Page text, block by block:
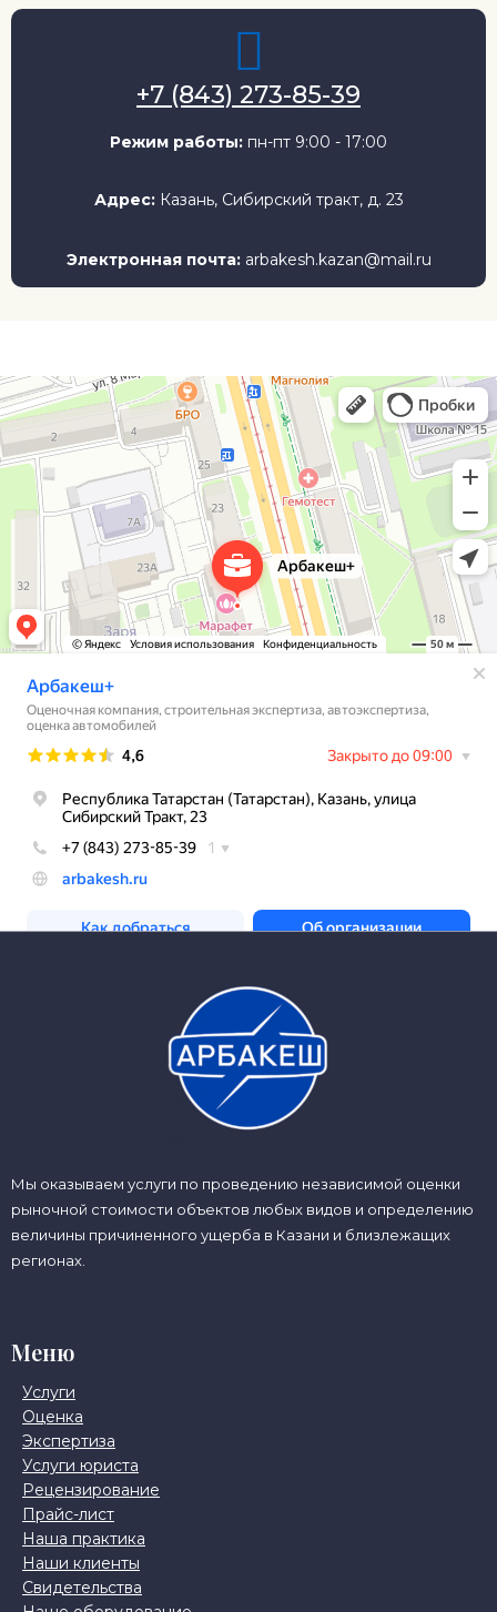
+7 (843) 273-85-39
Режим работы: пн-пт 9:00 - 17:00
Адрес: Казань, Сибирский тракт, д. 23
Электронная почта: arbakesh.kazan@mail.ru
Мы оказываем услуги по проведению независимой оценки
рыночной стоимости объектов любых видов и определению
величины причиненного ущерба в Казани и близлежащих
регионах.
Меню
Услуги
Оценка
Экспертиза
Услуги юриста
Рецензирование
Прайс-лист
Наша практика
Наши клиенты
Свидетельства